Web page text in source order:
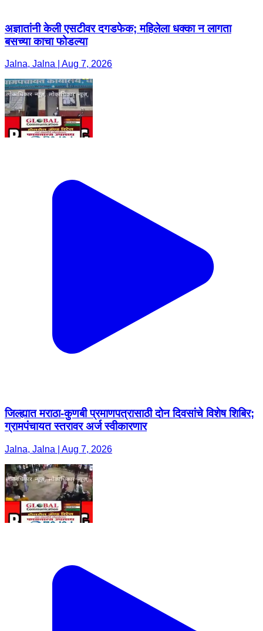
अज्ञातांनी केली एसटीवर दगडफेक; महिलेला धक्का न लागता
बसच्या काचा फोडल्या
Jalna, Jalna | Aug 7, 2026
जिल्ह्यात मराठा-कुणबी प्रमाणपत्रासाठी दोन दिवसांचे विशेष शिबिर;
ग्रामपंचायत स्तरावर अर्ज स्वीकारणार
Jalna, Jalna | Aug 7, 2026